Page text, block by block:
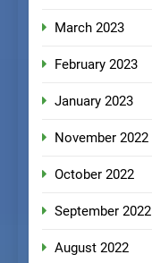
March 2023
February 2023
January 2023
November 2022
October 2022
September 2022
August 2022